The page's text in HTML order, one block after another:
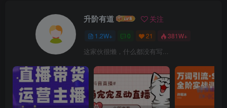
升阶有道 关注
1.2W+ 0 21 381W+
这家伙很懒，什么都没有写...